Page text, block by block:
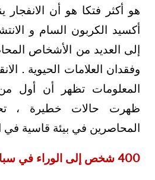
هو أكثر فتكا هو أن الانفجار
أكسيد الكربون السام و
إلى العديد من الأشخاص
وفقدان العلامات الحيوية .
المعلومات تظهر أن أول
ظهرت حالات خطيرة ،
المحاصرين في بيئة قاسية في
400 شخص إلى الوراء في سباق الموت